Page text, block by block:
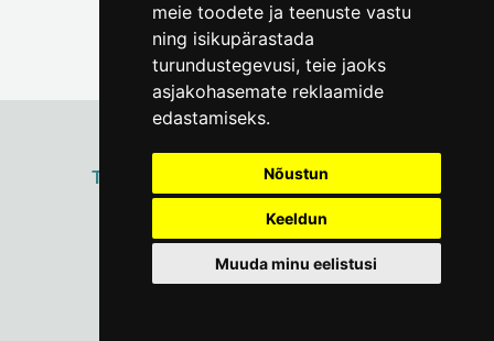
meie toodete ja teenuste vastu
ning isikupärastada
turundustegevusi, teie jaoks
asjakohasemate reklaamide
edastamiseks.
Nõustun
Keeldun
Muuda minu eelistusi
ТАЛЛИННСКИЙ
ГОРОДСКОЙ МУЗЕЙ
Vene 17
Пн–Пт 9–17:(+372) 610 4178